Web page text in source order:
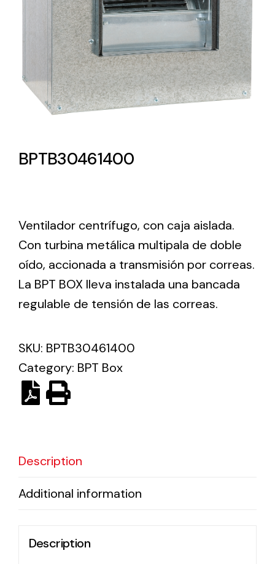
Lighting and Electrical
Equipment
Complete solutions in lighting and electrical
material for each project and need
ventilación industriales
meant a greater offer of ventilation products for
different uses
Iluminación Solar
de necesidades.
BPTB30461400
Ventilador centrífugo, con caja aislada.
Con turbina metálica multipala de doble
oído, accionada a transmisión por correas.
La BPT BOX lleva instalada una bancada
regulable de tensión de las correas.
SKU: BPTB30461400
Category: BPT Box
Description
Additional information
Description